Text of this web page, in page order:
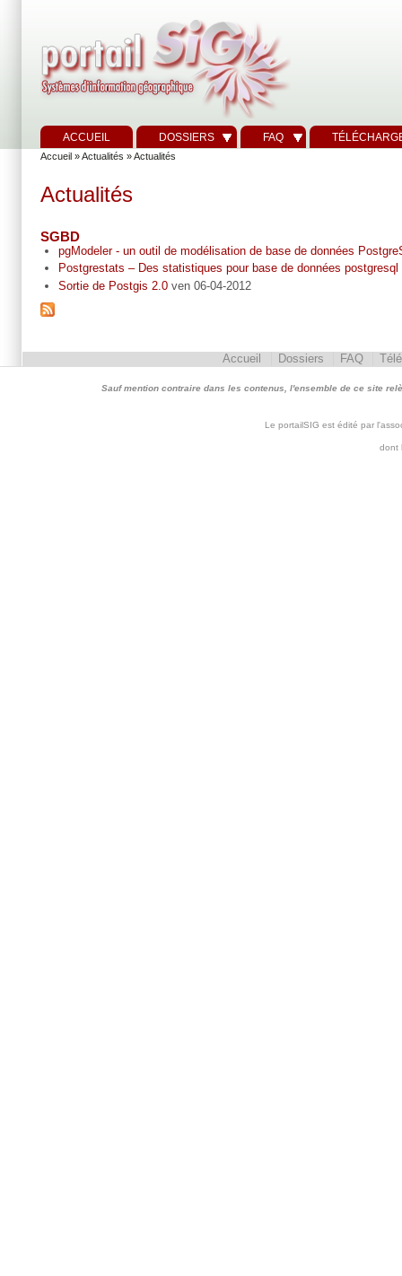
ACCUEIL DOSSIERS FAQ
Accueil »Actualités » Actualités
Actualités
SGBD
pgModeler - un outil de modélisation de base de données
Postgrestats – Des statistiques pour base de données postgresql
Sortie de Postgis 2.0 ven 06-04-2012
Accueil Dossiers FAQ
Sauf mention contraire dans les contenus, l'ensemble de ce site
Le portailSIG est édité par
dont